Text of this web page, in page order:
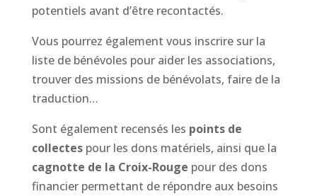
potentiels avant d’être recontactés.
Vous pourrez également vous inscrire sur la
liste de bénévoles pour aider les associations,
trouver des missions de bénévolats, faire de la
traduction…
Sont également recensés les points de
collectespour les dons matériels, ainsi que la
cagnotte de la Croix-Rouge pour des dons
financier permettant de répondre aux besoins